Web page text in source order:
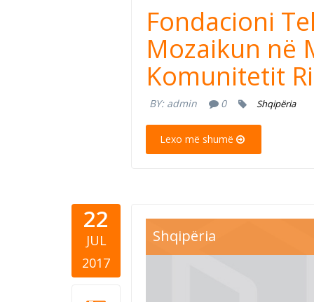
Fondacioni
Mozaikun në
Komunitetit
BY: admin 0 Shqipëria
Lexo më shumë
22
JUL
2017
Shqipëria